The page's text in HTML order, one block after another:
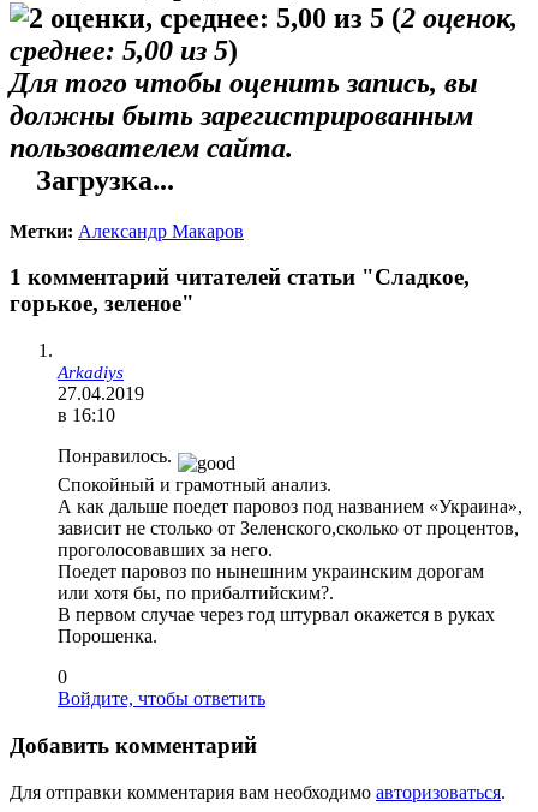
(2 оценок,
среднее: 5,00 из 5)
Для того чтобы оценить запись, вы
должны быть зарегистрированным
пользователем сайта.
Загрузка...
Метки: Александр Макаров
1 комментарий читателей статьи "Сладкое,
горькое, зеленое"
Arkadiys
27.04.2019
в 16:10
Понравилось.
Спокойный и грамотный анализ.
А как дальше поедет паровоз под названием «Украина»,
зависит не столько от Зеленского,сколько от процентов,
проголосовавших за него.
Поедет паровоз по нынешним украинским дорогам
или хотя бы, по прибалтийским?.
В первом случае через год штурвал окажется в руках
Порошенка.
0
Войдите, чтобы ответить
Добавить комментарий
Для отправки комментария вам необходимо авторизоваться.